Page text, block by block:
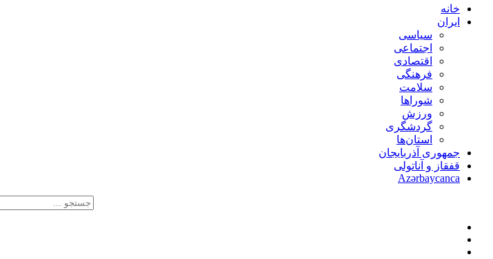
خانه
ایران
سیاسی
اجتماعی
اقتصادی
فرهنگی
سلامت
شوراها
ورزش
گردشگری
استان‌ها
جمهوری آذربایجان
قفقاز و آناتولی
Azərbaycanca